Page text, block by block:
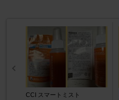
CCI スマートミスト